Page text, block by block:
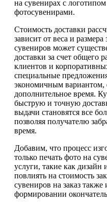
на сувенирах с
фотосувенирами.
Стоимость доставки
зависит от веса и
сувениров может
доставки за счет общего
клиентов и
специальные
экономичным вариантом,
дополнительное время.
быструю и точную
выдачи становятся все
позволяя получателю
время.
Добавим, что процесс
только печать фото на
услуги, такие как дизайн
повлиять на стоимость
сувениров на заказ
формировании